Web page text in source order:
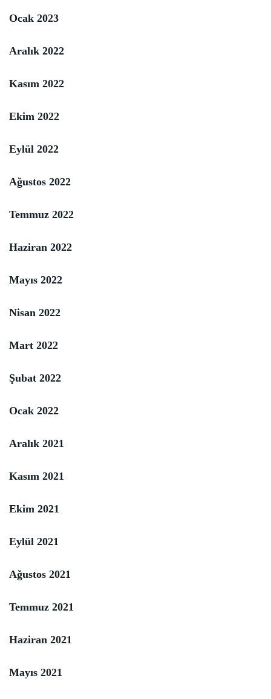
Ocak 2023
Aralık 2022
Kasım 2022
Ekim 2022
Eylül 2022
Ağustos 2022
Temmuz 2022
Haziran 2022
Mayıs 2022
Nisan 2022
Mart 2022
Şubat 2022
Ocak 2022
Aralık 2021
Kasım 2021
Ekim 2021
Eylül 2021
Ağustos 2021
Temmuz 2021
Haziran 2021
Mayıs 2021